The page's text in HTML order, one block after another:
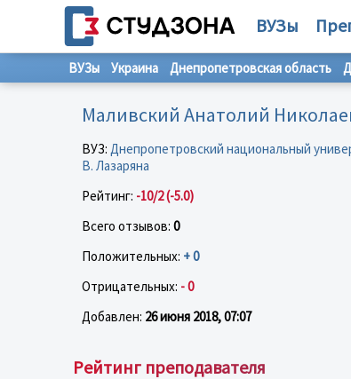
ВУЗы
ВУЗы Украина Днепропетровская область
Маливский Анатолий
ВУЗ: Днепропетровский национальный
В. Лазаряна
Рейтинг: -10/2 (-5.0)
Всего отзывов: 0
Положительных: + 0
Отрицательных: - 0
Добавлен: 26 июня 2018, 07:07
Рейтинг преподавателя